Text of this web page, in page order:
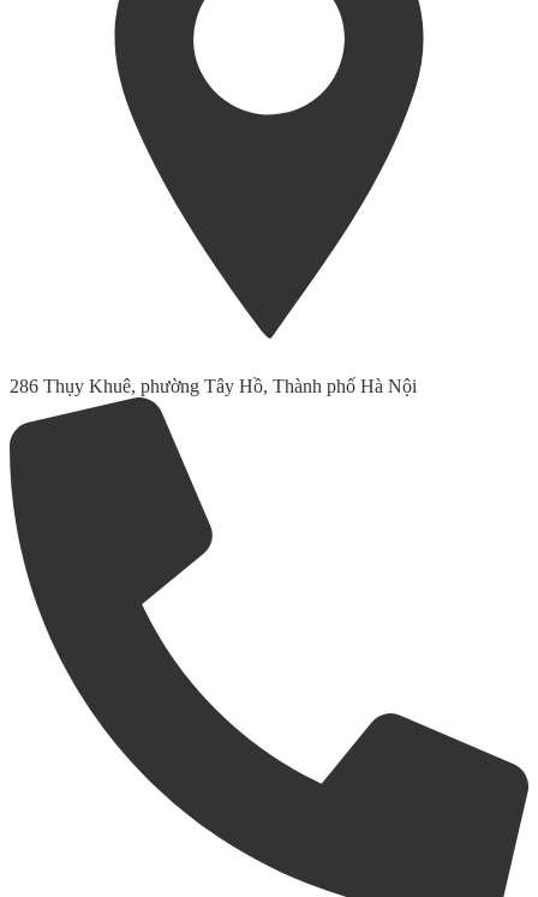
286 Thụy Khuê, phường Tây Hồ, Thành phố Hà Nội